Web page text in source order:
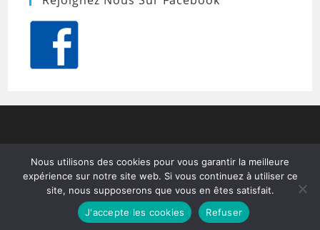
Nous utilisons des cookies pour vous garantir la meilleure
expérience sur notre site web. Si vous continuez à utiliser ce
site, nous supposerons que vous en êtes satisfait.
J'accepte les cookies
Refuser